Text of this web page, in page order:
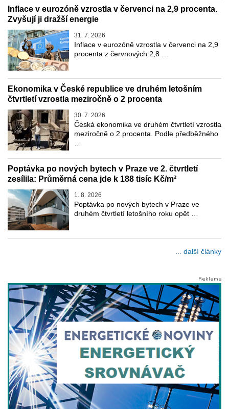
Inflace v eurozóně vzrostla v červenci na 2,9 procenta.
Zvyšují ji dražší energie
31. 7. 2026
Inflace v eurozóně vzrostla v červenci na 2,9
procenta z červnových 2,8 …
Ekonomika v České republice ve druhém letošním
čtvrtletí vzrostla meziročně o 2 procenta
30. 7. 2026
Česká ekonomika ve druhém čtvrtletí vzrostla
meziročně o 2 procenta. Podle předběžného
Poptávka po nových bytech v Praze ve 2. čtvrtletí
zesílila: Průměrná cena jde k 188 tisíc Kč/m²
1. 8. 2026
Poptávka po nových bytech v Praze ve
druhém čtvrtletí letošního roku opět …
... další články